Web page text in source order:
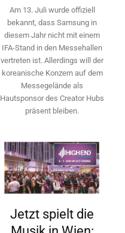
Am 13. Juli wurde offiziell
bekannt, dass Samsung in
diesem Jahr nicht mit einem
IFA-Stand in den Messehallen
vertreten ist. Allerdings will ­der
koreanische Konzern auf dem
Messegelände als
Hautsponsor des Creator Hubs
präsent bleiben.
Jetzt spielt die